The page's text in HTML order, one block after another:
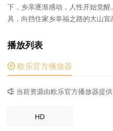
下，乡亲逐渐感动，人性开始觉
具，向挡住家乡幸福之路的大山
播放列表
 欧乐官方播放器
 当前资源由欧乐官方播放器提
HD